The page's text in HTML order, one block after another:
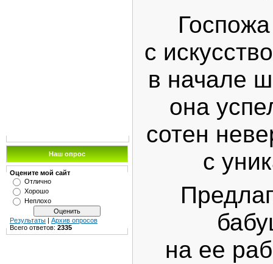
Наш опрос
Оцените мой сайт
Отлично
Хорошо
Неплохо
Результаты | Архив опросов
Всего ответов: 2335
с
в начале
она
сотен
с
на ее